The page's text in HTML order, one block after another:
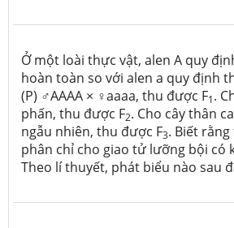
Ở một loài thực vật, alen A quy
hoàn toàn so với alen a quy định
(P) ♂AAAA × ♀aaaa, thu được F1.
phấn, thu được F2. Cho cây thân
ngẫu nhiên, thu được F3. Biết
phân chỉ cho giao tử lưỡng bội có
Theo lí thuyết, phát biểu nào sau